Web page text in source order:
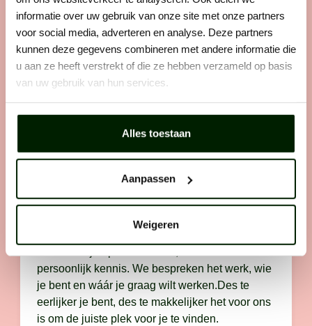
informatie over uw gebruik van onze site met onze partners
voor social media, adverteren en analyse. Deze partners
kunnen deze gegevens combineren met andere informatie die
u aan ze heeft verstrekt of die ze hebben verzameld op basis
van uw gebruik van hun services.
Alles toestaan
Aanpassen
Weigeren
te worden. Dat werkt als volgt:
Stap 1: solliciteren
Zie je een vacature die perfect bij je past? Laat
er dan geen gras over groeien en solliciteer
Stap 2: telefonisch contact
persoonlijk kennis. We bespreken het werk, wie
je bent en wáár je graag wilt werken.Des te
eerlijker je bent, des te makkelijker het voor ons
is om de juiste plek voor je te vinden.